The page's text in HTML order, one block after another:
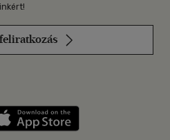
a LinkedInen
Szerezd meg: Google